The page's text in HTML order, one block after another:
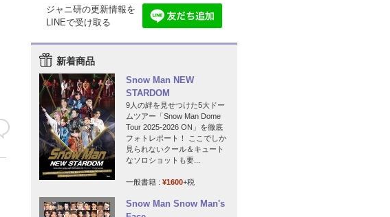
ジャニ研の更新情報を
LINEで受け取る
新着商品
Snow Man NEW
STARDOM
9人の絆を見せつけた5大ドー
ムツアー「Snow Man Dome
Tour 2025-2026 ON」を徹底
フォトレポート！ ここでしか
見られないクール＆キュート
なソロショットも要...
一般書籍 : ¥1600+税
Snow Man Snow Man's